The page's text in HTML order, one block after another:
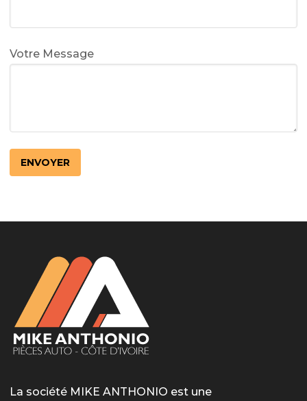
Votre Message
LotoMart
Бай Лото
escort barcelone
https://intimaties.net/es/category/woman-used-
used-panties-es/
eros houston
albanianescort
La société MIKE ANTHONIO est une